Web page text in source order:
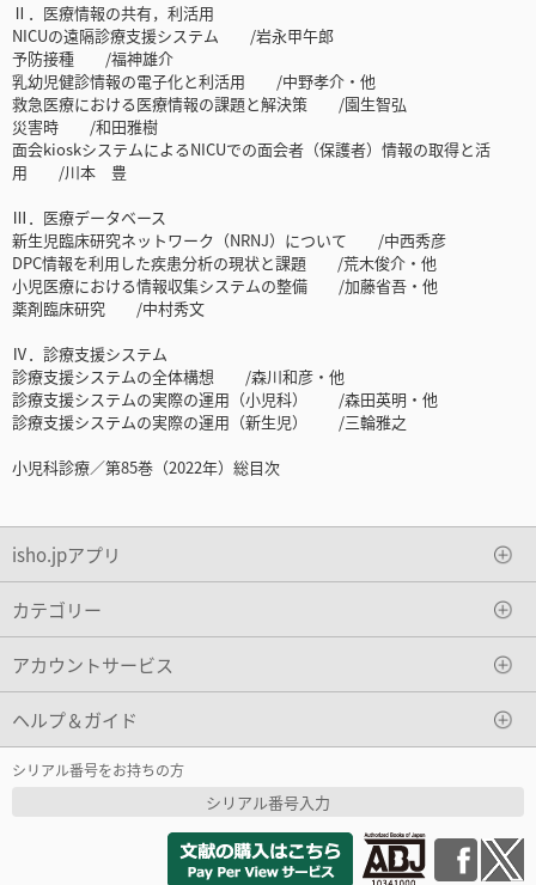
Ⅱ．医療情報の共有，利活用
NICUの遠隔診療支援システム /岩永甲午郎
予防接種 /福神雄介
乳幼児健診情報の電子化と利活用 /中野孝介・他
救急医療における医療情報の課題と解決策 /園生智弘
災害時 /和田雅樹
面会kioskシステムによるNICUでの面会者（保護者）情報の取得と活
用 /川本 豊
Ⅲ．医療データベース
新生児臨床研究ネットワーク（NRNJ）について /中西秀彦
DPC情報を利用した疾患分析の現状と課題 /荒木俊介・他
小児医療における情報収集システムの整備 /加藤省吾・他
薬剤臨床研究 /中村秀文
Ⅳ．診療支援システム
診療支援システムの全体構想 /森川和彦・他
診療支援システムの実際の運用（小児科） /森田英明・他
診療支援システムの実際の運用（新生児） /三輪雅之
小児科診療／第85巻（2022年）総目次
isho.jpアプリ
カテゴリー
アカウントサービス
ヘルプ＆ガイド
シリアル番号をお持ちの方
シリアル番号入力